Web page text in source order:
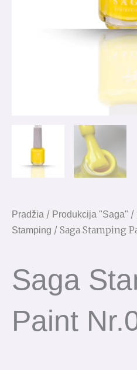
Pradžia / Produkcija "Saga" /
Stamping / Saga Stamping
Saga
Paint